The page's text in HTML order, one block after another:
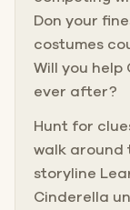
Don your
costumes
Will you
ever after?
Hunt for
walk around
storyline
Cinderella